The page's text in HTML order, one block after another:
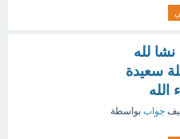
لله
سعيدة
الله
جواب بواسطة